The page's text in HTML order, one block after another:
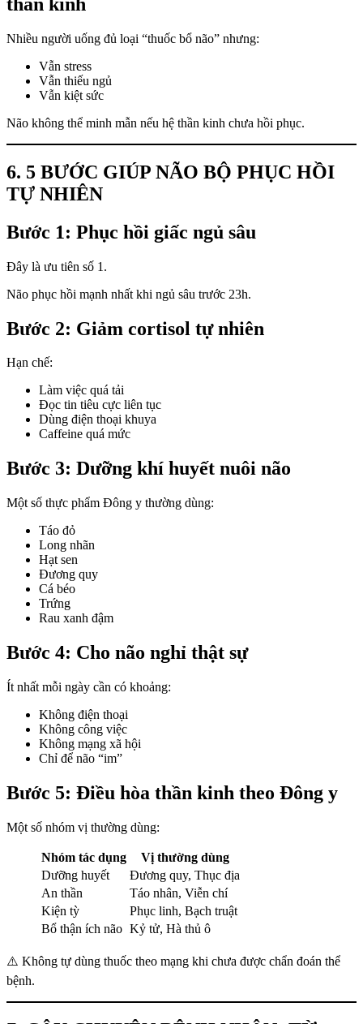
Nhiều người uống đủ loại “thuốc bổ não” nhưng:
Vẫn stress
Vẫn thiếu ngủ
Vẫn kiệt sức
Não không thể minh mẫn nếu hệ thần kinh chưa hồi phục.
6. 5 BƯỚC GIÚP NÃO BỘ PHỤC HỒI
TỰ NHIÊN
Bước 1: Phục hồi giấc ngủ sâu
Đây là ưu tiên số 1.
Não phục hồi mạnh nhất khi ngủ sâu trước 23h.
Bước 2: Giảm cortisol tự nhiên
Hạn chế:
Làm việc quá tải
Đọc tin tiêu cực liên tục
Dùng điện thoại khuya
Caffeine quá mức
Bước 3: Dưỡng khí huyết nuôi não
Một số thực phẩm Đông y thường dùng:
Táo đỏ
Long nhãn
Hạt sen
Đương quy
Cá béo
Trứng
Rau xanh đậm
Bước 4: Cho não nghỉ thật sự
Ít nhất mỗi ngày cần có khoảng:
Không điện thoại
Không công việc
Không mạng xã hội
Chỉ để não “im”
Bước 5: Điều hòa thần kinh theo Đông y
Một số nhóm vị thường dùng:
Nhóm tác dụng
Vị thường dùng
Dưỡng huyết
Đương quy, Thục địa
An thần
Táo nhân, Viễn chí
Kiện tỳ
Phục linh, Bạch truật
Bổ thận ích não Kỷ tử, Hà thủ ô
⚠️ Không tự dùng thuốc theo mạng khi chưa được chẩn đoán thể
bệnh.